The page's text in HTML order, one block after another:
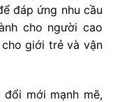
đáp ứng nhu cầu
cho người cao
giới trẻ và vận
mới mạnh mẽ,